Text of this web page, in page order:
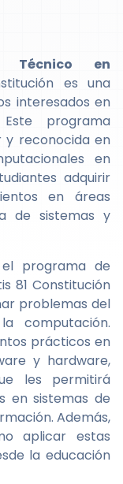
Técnico en
es una
interesados en
programa
y reconocida en
en
adquirir
en áreas
de sistemas y
programa de
81 Constitución
problemas del
computación.
prácticos en
y hardware,
les permitirá
en sistemas de
Además,
aplicar estas
la educación